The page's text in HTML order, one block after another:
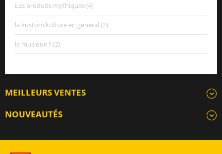
Les produits mythiques (4)
la kustom kulture en general (2)
la musique !! (2)
MEILLEURS VENTES
NOUVEAUTÉS